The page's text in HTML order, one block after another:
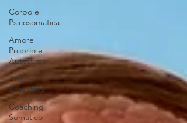
Corpo e
Psicosomatica
Amore
Proprio e
Autostima
Amore e
Sessualità
Coaching
Somatico